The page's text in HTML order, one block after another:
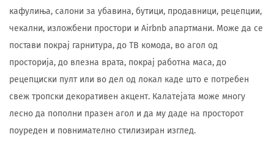
кафулиња, салони за убавина, бутици, продавници, рецепции,
чекални, изложбени простори и Airbnb апартмани. Може да се
постави покрај гарнитура, до ТВ комода, во агол од
просторија, до влезна врата, покрај работна маса, до
рецепциски пулт или во дел од локал каде што е потребен
свеж тропски декоративен акцент. Калатејата може многу
лесно да пополни празен агол и да му даде на просторот
поуреден и повнимателно стилизиран изглед.